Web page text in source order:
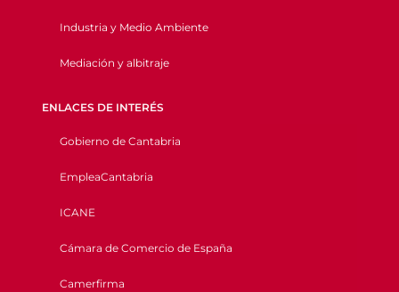
Industria y Medio Ambiente
Mediación y albitraje
ENLACES DE INTERÉS
Gobierno de Cantabria
EmpleaCantabria
ICANE
Cámara de Comercio de España
Camerfirma